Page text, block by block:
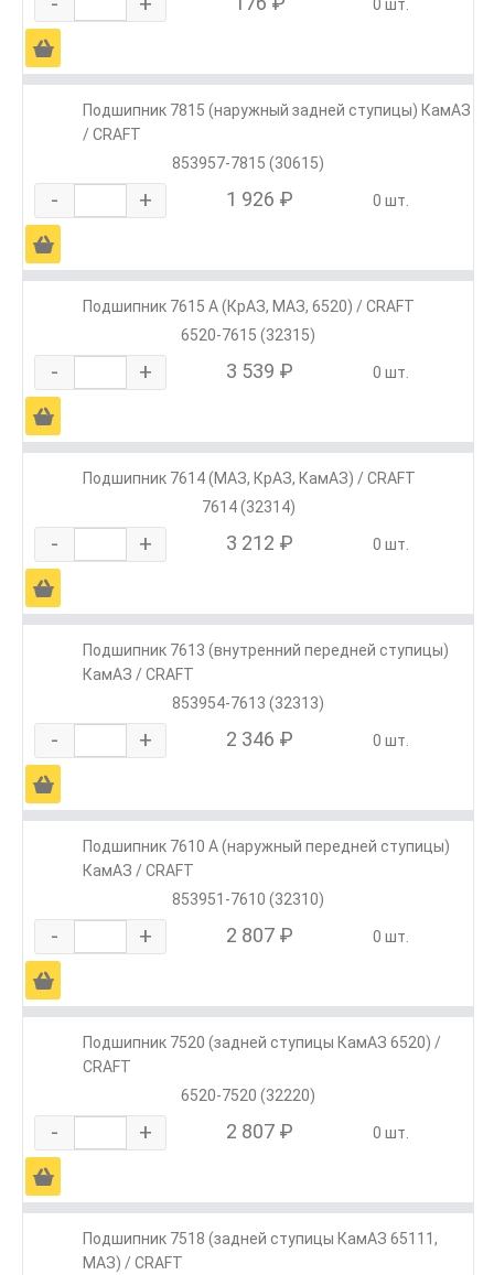
0 шт.
Ä
Подшипник 7815 (наружный задней ступицы) КамАЗ
/ CRAFT
853957-7815 (30615)
- + 1 926 ₽ 0 шт.
Ä
Подшипник 7615 А (КрАЗ, МАЗ, 6520) / CRAFT
6520-7615 (32315)
- + 3 539 ₽ 0 шт.
Ä
Подшипник 7614 (МАЗ, КрАЗ, КамАЗ) / CRAFT
7614 (32314)
- + 3 212 ₽ 0 шт.
Ä
Подшипник 7613 (внутренний передней ступицы)
КамАЗ / CRAFT
853954-7613 (32313)
- + 2 346 ₽ 0 шт.
Ä
Подшипник 7610 А (наружный передней ступицы)
КамАЗ / CRAFT
853951-7610 (32310)
- + 2 807 ₽ 0 шт.
Ä
Подшипник 7520 (задней ступицы КамАЗ 6520) /
CRAFT
6520-7520 (32220)
- + 2 807 ₽ 0 шт.
Ä
Подшипник 7518 (задней ступицы КамАЗ 65111,
МАЗ) / CRAFT